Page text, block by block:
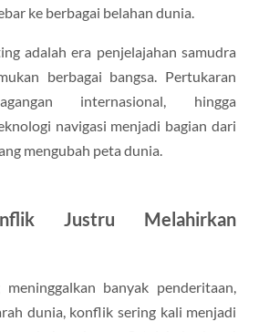
ke berbagai belahan dunia.
adalah era penjelajahan samudra
berbagai bangsa. Pertukaran
internasional, hingga
navigasi menjadi bagian dari
mengubah peta dunia.
Justru Melahirkan
meninggalkan banyak penderitaan,
dunia, konflik sering kali menjadi